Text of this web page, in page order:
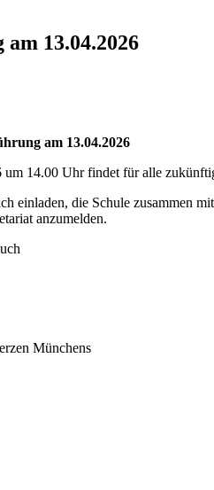
13.04.2026
am 13.04.2026
14.00 Uhr findet für alle
einladen, die Schule zusammen
anzumelden.
Münchens